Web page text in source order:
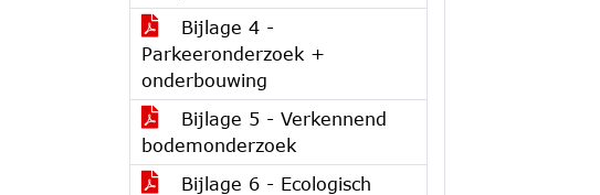
Bijlage 4 -
Parkeeronderzoek +
onderbouwing
Bijlage 5 - Verkennend
bodemonderzoek
Bijlage 6 - Ecologisch